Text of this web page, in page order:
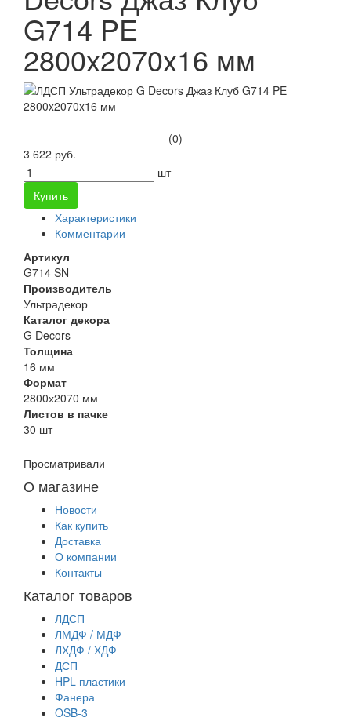
G714 PE
2800x2070x16 мм
(0)
3 622 руб.
шт
Купить
Характеристики
Комментарии
Артикул
G714 SN
Производитель
Ультрадекор
Каталог декора
G Decors
Толщина
16 мм
Формат
2800х2070 мм
Листов в пачке
30 шт
Просматривали
О магазине
Новости
Как купить
Доставка
О компании
Контакты
Каталог товаров
ЛДСП
ЛМДФ / МДФ
ЛХДФ / ХДФ
ДСП
HPL пластики
Фанера
OSB-3